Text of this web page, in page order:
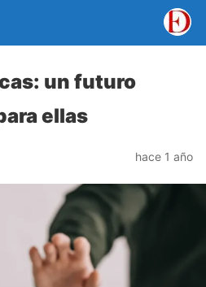
un futuro
ellas
hace 1 año